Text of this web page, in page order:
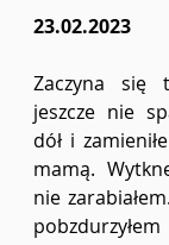
23.02.2023
Zaczyna
jeszcze nie
dół i
mamą.
nie